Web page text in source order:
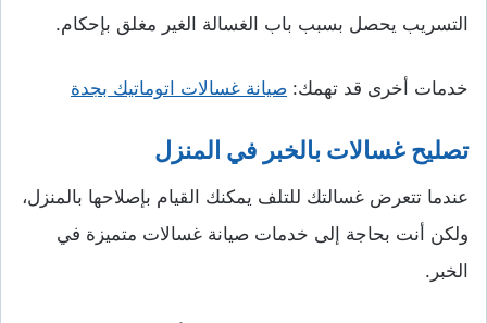
التسريب يحصل بسبب باب الغسالة الغير مغلق بإحكام.
خدمات أخرى قد تهمك: صيانة غسالات اتوماتيك بجدة
تصليح غسالات بالخبر في المنزل
عندما تتعرض غسالتك للتلف يمكنك القيام بإصلاحها بالمنزل،
ولكن أنت بحاجة إلى خدمات صيانة غسالات متميزة في
الخبر.